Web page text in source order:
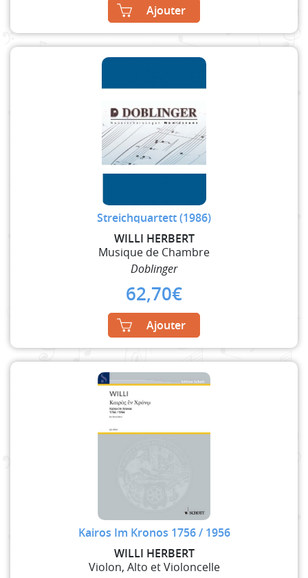
Ajouter
Streichquartett (1986)
WILLI HERBERT
Musique de Chambre
Doblinger
62,70€
Ajouter
Kairos Im Kronos 1756 / 1956
WILLI HERBERT
Violon, Alto et Violoncelle